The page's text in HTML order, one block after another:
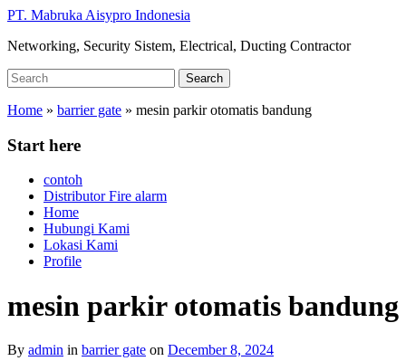
Skip
main
PT. Mabruka Aisypro Indonesia
Networking, Security Sistem, Electrical, Ducting Contractor
Search
for:
Search
Home » barrier gate » mesin parkir otomatis bandung
Start here
contoh
Distributor Fire alarm
Home
Hubungi Kami
Lokasi Kami
Profile
mesin parkir otomatis bandung
By admin in barrier gate on December 8, 2024